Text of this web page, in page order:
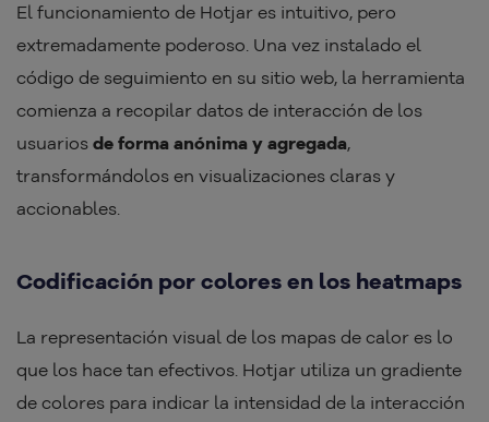
El funcionamiento de Hotjar es intuitivo, pero
extremadamente poderoso. Una vez instalado el
código de seguimiento en su sitio web, la herramienta
comienza a recopilar datos de interacción de los
usuarios de forma anónima y agregada,
transformándolos en visualizaciones claras y
accionables.
Codificación por colores en los heatmaps
La representación visual de los mapas de calor es lo
que los hace tan efectivos. Hotjar utiliza un gradiente
de colores para indicar la intensidad de la interacción